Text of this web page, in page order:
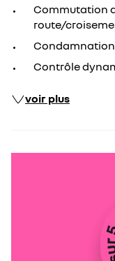
Commutation
route/
Contrôle
voir plus